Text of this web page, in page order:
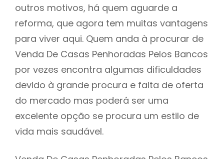
outros motivos, há quem aguarde a
reforma, que agora tem muitas vantagens
para viver aqui. Quem anda à procurar de
Venda De Casas Penhoradas Pelos Bancos
por vezes encontra algumas dificuldades
devido à grande procura e falta de oferta
do mercado mas poderá ser uma
excelente opção se procura um estilo de
vida mais saudável.